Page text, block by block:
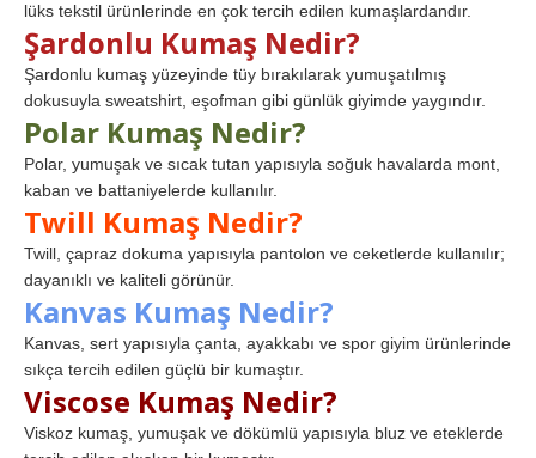
lüks tekstil ürünlerinde en çok tercih edilen kumaşlardandır.
Şardonlu Kumaş Nedir?
Şardonlu kumaş yüzeyinde tüy bırakılarak yumuşatılmış
dokusuyla sweatshirt, eşofman gibi günlük giyimde yaygındır.
Polar Kumaş Nedir?
Polar, yumuşak ve sıcak tutan yapısıyla soğuk havalarda mont,
kaban ve battaniyelerde kullanılır.
Twill Kumaş Nedir?
Twill, çapraz dokuma yapısıyla pantolon ve ceketlerde kullanılır;
dayanıklı ve kaliteli görünür.
Kanvas Kumaş Nedir?
Kanvas, sert yapısıyla çanta, ayakkabı ve spor giyim ürünlerinde
sıkça tercih edilen güçlü bir kumaştır.
Viscose Kumaş Nedir?
Viskoz kumaş, yumuşak ve dökümlü yapısıyla bluz ve eteklerde